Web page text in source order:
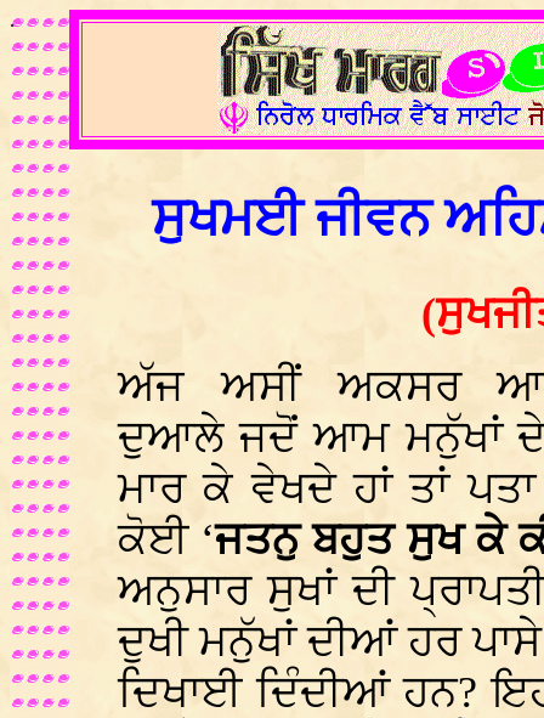
.
ਸੁਖਮਈ ਜੀਵਨ
ਅੱਜ ਅਸੀਂ ਅਕਸਰ
ਦੁਆਲੇ ਜਦੋਂ ਆਮ ਮਨੁੱਖਾਂ ਦੇ
ਮਾਰ ਕੇ ਵੇਖਦੇ ਹਾਂ ਤਾਂ
ਕੋਈ ‘ਜਤਨੁ ਬਹੁਤ ਸੁਖ ਕੇ
ਅਨੁਸਾਰ ਸੁਖਾਂ ਦੀ
ਦੁਖੀ ਮਨੁੱਖਾਂ ਦੀਆਂ ਹਰ
ਦਿਖਾਈ ਦਿੰਦੀਆਂ ਹਨ?